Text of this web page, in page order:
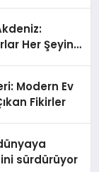
Her Şeyin
Modern Ev
Fikirler
sürdürüyor